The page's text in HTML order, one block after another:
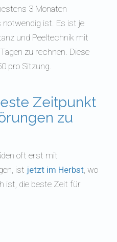
3 Monaten
notwendig ist. Es ist je
und Peeltechnik mit
zu rechnen. Diese
pro Sitzung.
Zeitpunkt
zu
oft erst mit
ist jetzt im Herbst, wo
ist, die beste Zeit für